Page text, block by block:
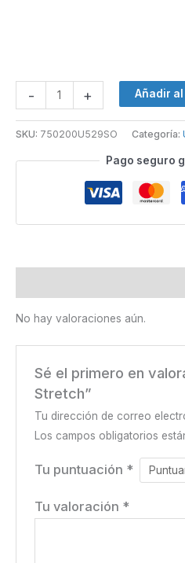
- + Añadir
SKU: 750200U529SO Categoría:
Pago seguro
No hay valoraciones aún.
Sé el primero en
Stretch”
Tu dirección de correo
Los campos obligatorios
Tu puntuación *
Tu valoración *